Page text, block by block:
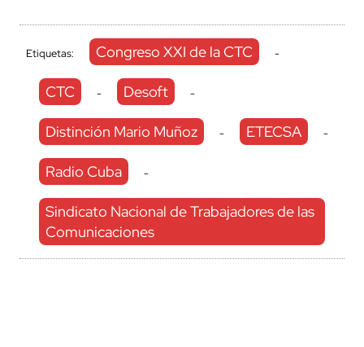
Etiquetas: Congreso XXI de la CTC -
CTC - Desoft -
Distinción Mario Muñoz - ETECSA -
Radio Cuba -
Sindicato Nacional de Trabajadores de las
Comunicaciones